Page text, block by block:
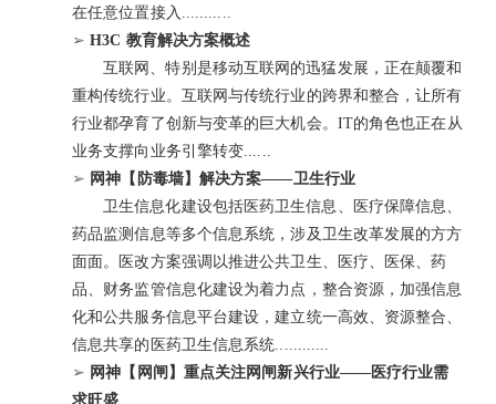
在任意位置接入...........
➢ H3C 教育解决方案概述
互联网、特别是移动互联网的迅猛发展，正在颠覆和
重构传统行业。互联网与传统行业的跨界和整合，让所有
行业都孕育了创新与变革的巨大机会。IT的角色也正在从
业务支撑向业务引擎转变......
➢ 网神【防毒墙】解决方案——卫生行业
卫生信息化建设包括医药卫生信息、医疗保障信息、
药品监测信息等多个信息系统，涉及卫生改革发展的方方
面面。医改方案强调以推进公共卫生、医疗、医保、药
品、财务监管信息化建设为着力点，整合资源，加强信息
化和公共服务信息平台建设，建立统一高效、资源整合、
信息共享的医药卫生信息系统............
➢ 网神【网闸】重点关注网闸新兴行业——医疗行业需
求旺盛